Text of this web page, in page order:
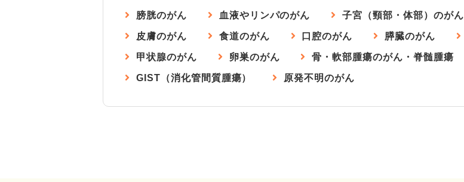
膀胱のがん 血液やリンパのがん 子宮（頸部・体部）のがん
皮膚のがん 食道のがん 口腔のがん 膵臓のがん
甲状腺のがん 卵巣のがん 骨・軟部腫瘍のがん・脊髄腫瘍
GIST（消化管間質腫瘍） 原発不明のがん